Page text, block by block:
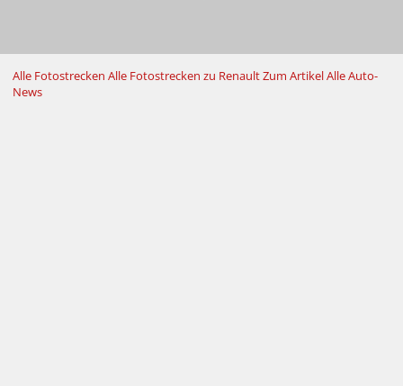
Alle Fotostrecken Alle Fotostrecken zu RenaultZum ArtikelAlle Auto-
News